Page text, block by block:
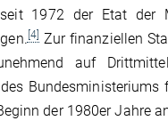
1972 der Etat der
[4] Zur finanziellen
auf
Bundesministeriums
der 1980er Jahre